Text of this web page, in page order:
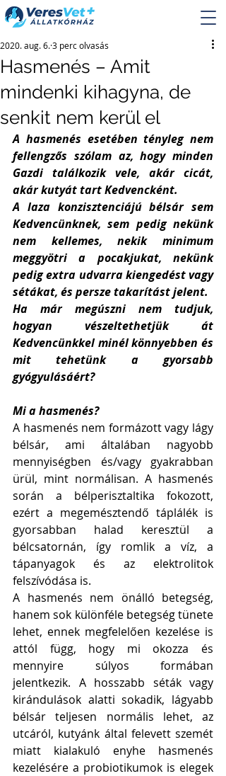
Hasmenés – Amit
mindenki kihagyna, de
senkit nem kerül el
2020. aug. 6.3 perc olvasás
A hasmenés esetében tényleg nem
fellengzős szólam az, hogy minden
Gazdi találkozik vele, akár cicát,
akár kutyát tart Kedvencként.
A laza konzisztenciájú bélsár sem
Kedvencünknek, sem pedig nekünk
nem kellemes, nekik minimum
meggyötri a pocakjukat, nekünk
pedig extra udvarra kiengedést vagy
sétákat, és persze takarítást jelent.
Ha már megúszni nem tudjuk,
hogyan vészeltethetjük át
Kedvencünkkel minél könnyebben és
mit tehetünk a gyorsabb
gyógyulásáért?
Mi a hasmenés?
A hasmenés nem formázott vagy lágy
bélsár, ami általában nagyobb
mennyiségben és/vagy gyakrabban
ürül, mint normálisan. A hasmenés
során a bélperisztaltika fokozott,
ezért a megemésztendő táplálék is
gyorsabban halad keresztül a
bélcsatornán, így romlik a víz, a
tápanyagok és az elektrolitok
felszívódása is.
A hasmenés nem önálló betegség,
hanem sok különféle betegség tünete
lehet, ennek megfelelően kezelése is
attól függ, hogy mi okozza és
mennyire súlyos formában
jelentkezik. A hosszabb séták vagy
kirándulások alatti sokadik, lágyabb
bélsár teljesen normális lehet, az
utcáról, kutyánk által felevett szemét
miatt kialakuló enyhe hasmenés
kezelésére a probiotikumok is elegek